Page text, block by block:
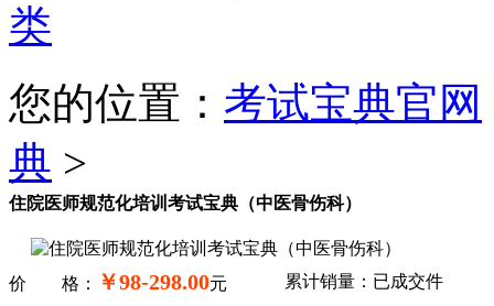
类
您的位置： 考试宝典官网
典 >
住院医师规范化培训考试宝典（中医骨伤科）
价 格： ￥98-298.00元 累计销量：已成交件